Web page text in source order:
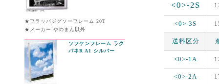
★フラッパジグソーフレーム 20T
★メーカー:やのまん以外
ソフケンフレーム ラク
パネR A1 シルバー
<0>-2S
<0>-3S
送料区分
<0>-1A
<0>-2A